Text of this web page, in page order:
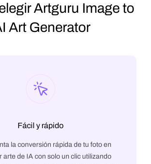
Artguru Image to
Art Generator
Fácil y rápido
la conversión rápida de tu foto en
arte de IA con solo un clic utilizando